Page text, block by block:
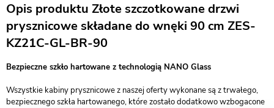
Opis produktu Złote szczotkowane drzwi
prysznicowe składane do wnęki 90 cm ZES-
KZ21C-GL-BR-90
Bezpieczne szkło hartowane z technologią NANO Glass
Wszystkie kabiny prysznicowe z naszej oferty wykonane są z trwałego,
bezpiecznego szkła hartowanego, które zostało dodatkowo wzbogacone